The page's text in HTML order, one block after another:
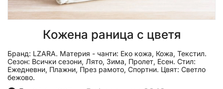
Кожена раница с цветя
Бранд: LZARA. Материя - чанти: Еко кожа, Кожа, Текстил.
Сезон: Всички сезони, Лято, Зима, Пролет, Есен. Стил:
Ежедневни, Плажни, През рамото, Спортни. Цвят: Светло
бежово.